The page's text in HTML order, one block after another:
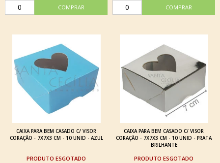
CAIXA PARA BEM CASADO C/ VISOR
CORAÇÃO - 7X7X3 CM - 10 UNID - AZUL
ESGOTADO
CAIXA PARA BEM CASADO C/ VISOR
CORAÇÃO - 7X7X3 CM - 10 UNID - PRATA
BRILHANTE
ESGOTADO